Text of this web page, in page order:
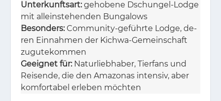
Unterkunftsart:ge­ho­be­ne Dschun­gel-Lodge
mit al­lein­ste­hen­den Bun­ga­lows
Besonders: Com­mu­ni­ty-ge­führ­te Lodge, de­
ren Ein­nah­men der Kich­wa-Ge­mein­schaft
zu­gu­te­kom­men
Geeignet für: Na­tur­lieb­ha­ber, Tier­fans und
Rei­sen­de, die den Ama­zo­nas in­ten­siv, aber
kom­for­ta­bel er­le­ben möch­ten